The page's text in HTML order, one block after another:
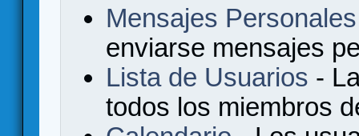
Mensajes Personales
enviarse mensajes
Lista de Usuarios -
todos los miembros